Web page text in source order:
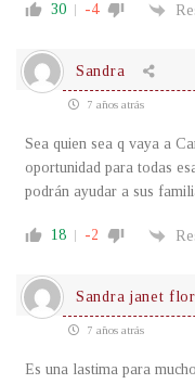
30 -4
Sandra
7 años atrás
Sea quien sea q vaya a
oportunidad para todas
podrán ayudar a sus
18 -2
Sandra janet
7 años atrás
Es una lastima para